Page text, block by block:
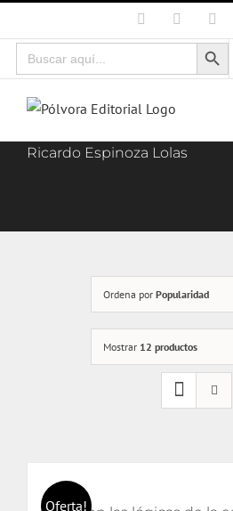
al
contenido
Facebook
Buscar:
Botón de
Ricardo Espinoza Lolas
Ordena por Popularidad
Mostrar 12 productos
Oferta!